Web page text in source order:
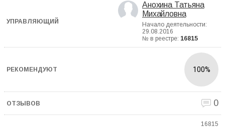
Анохина Татьяна
Михайловна
Начало деятельности:
29.08.2016
№ в реестре: 16815
100%
0
16815